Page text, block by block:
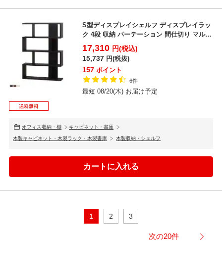
S型ディスプレイシェルフ ディスプレイラッ
ク 4段 収納 パーテーション 間仕切り マルチ
ラック 飾...
17,310 円(税込)
15,737 円(税抜)
157 ポイント
6件
最短 08/20(木) お届け予定
オフィス収納・棚 キャビネット・書庫
木製キャビネット・木製ラック・木製書庫 木製収納・シェルフ
1 2 3
次の20件